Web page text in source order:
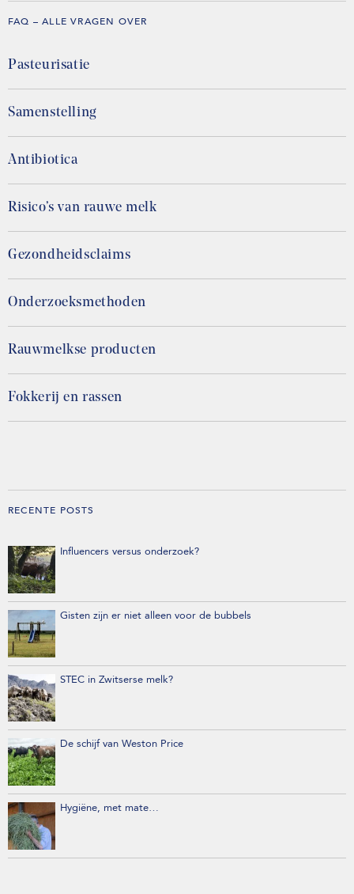
FAQ – ALLE VRAGEN OVER
Pasteurisatie
Samenstelling
Antibiotica
Risico’s van rauwe melk
Gezondheidsclaims
Onderzoeksmethoden
Rauwmelkse producten
Fokkerij en rassen
RECENTE POSTS
Influencers versus onderzoek?
Gisten zijn er niet alleen voor de bubbels
STEC in Zwitserse melk?
De schijf van Weston Price
Hygiëne, met mate…